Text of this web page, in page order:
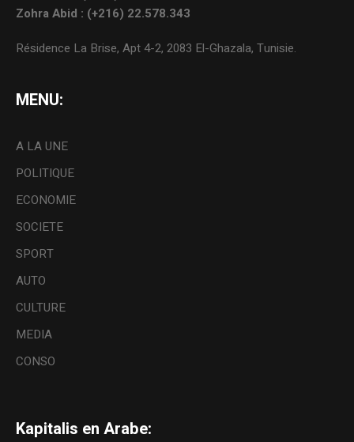
Zohra Abid : (+216) 22.578.343
Résidence La Brise, Apt 4-2, 2083 El-Ghazala, Tunisie.
MENU:
A LA UNE
POLITIQUE
ECONOMIE
SOCIETE
SPORT
AUTO
CULTURE
MEDIA
CONSO
Kapitalis en Arabe: